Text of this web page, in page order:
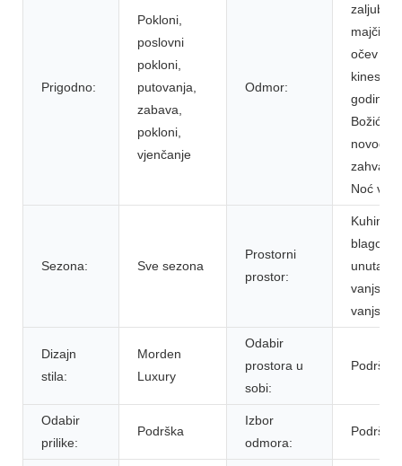
Prigodno:
Pokloni,
poslovni
pokloni,
putovanja,
zabava,
pokloni,
vjenčanje
Odmor:
majčin
očev
kineska
godina,
Božić,
Noć
Sezona: Sve sezona
Prostorni
prostor:
Kuhinja,
vanjski,
vanjski
Dizajn
stila:
Morden
Luxury
Odabir
prostora u
sobi:
Podrška
Odabir
prilike:
Podrška
Izbor
odmora:
Podrška